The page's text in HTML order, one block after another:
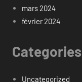
mars 2024
février 2024
Categories
Uncategorized